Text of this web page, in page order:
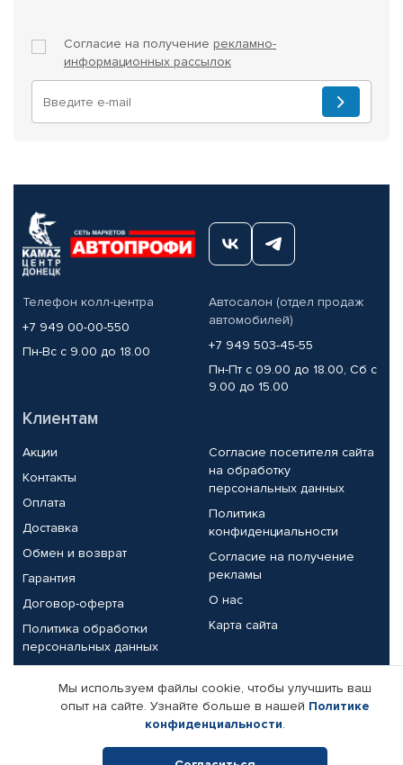
Согласие на получение рекламно-
информационных рассылок
Телефон колл-центра
+7 949 00-00-550
Пн-Вс с 9.00 до 18.00
Автосалон (отдел продаж
автомобилей)
+7 949 503-45-55
Пн-Пт с 09.00 до 18.00, Сб с
9.00 до 15.00
Клиентам
Акции
Контакты
Оплата
Доставка
Обмен и возврат
Гарантия
Договор-оферта
Политика обработки
персональных данных
Согласие посетителя сайта
на обработку
персональных данных
Политика
конфиденциальности
Согласие на получение
рекламы
О нас
Карта сайта
Партнерам
Корпоративным клиентам
Поставщикам
Реквизиты компании
Мы используем файлы cookie, чтобы улучшить ваш
опыт на сайте. Узнайте больше в нашей Политике
конфиденциальности.